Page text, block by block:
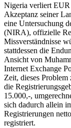
Nigeria verliert
Akzeptanz seiner
eine Untersuchung
(NIRA), offizielle
Missverständnisse
stattdessen die
Ansicht von
Internet Exchange
Zeit, dieses
die
15.000,-,
sich dadurch allein
Registrierungen
registriert.